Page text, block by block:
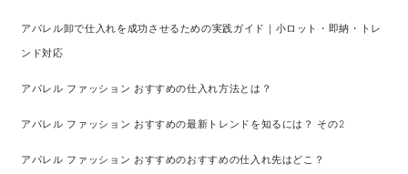
アパレル卸で仕入れを成功させるための実践ガイド｜小ロット・即納・トレ
ンド対応
アパレル ファッション おすすめの仕入れ方法とは？
アパレル ファッション おすすめの最新トレンドを知るには？ その2
アパレル ファッション おすすめのおすすめの仕入れ先はどこ？